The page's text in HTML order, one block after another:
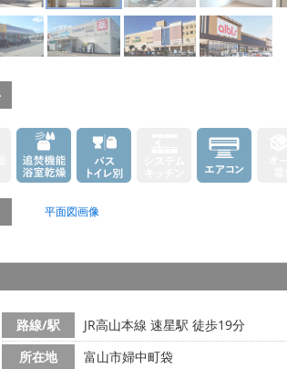
平面図画像
路線/駅
JR高山本線 速星駅 徒歩19分
所在地
富山市婦中町袋